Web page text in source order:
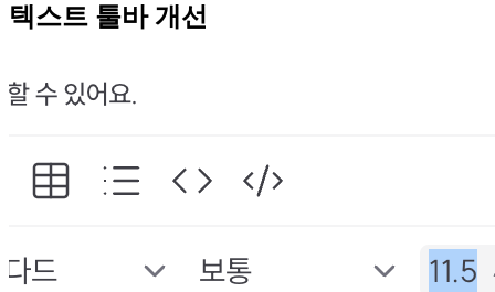
텍스트 툴바 개선